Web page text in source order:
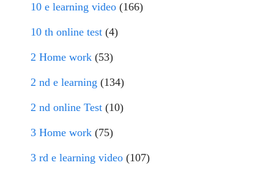
10 e learning video (166)
10 th online test (4)
2 Home work (53)
2 nd e learning (134)
2 nd online Test (10)
3 Home work (75)
3 rd e learning video (107)